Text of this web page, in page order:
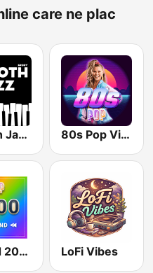
care ne plac
Smooth Jazz - Groov 80s Pop Vibes
Rewind 2000's LoFi Vibes